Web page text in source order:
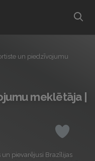
un piedzīvojumu
meklētāja |
Like
pievarējusi Brazīlijas